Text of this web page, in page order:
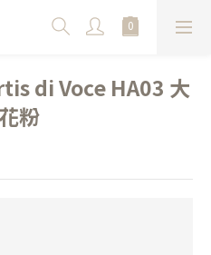
di Voce HA03 大
粉